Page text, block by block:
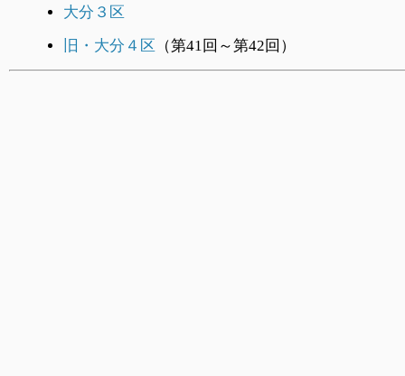
大分３区
旧・大分４区 （第41回～第42回）